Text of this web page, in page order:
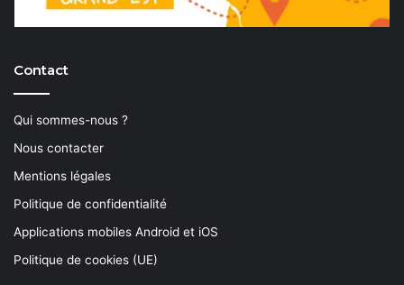
Contact
Qui sommes-nous ?
Nous contacter
Mentions légales
Politique de confidentialité
Applications mobiles Android et iOS
Politique de cookies (UE)